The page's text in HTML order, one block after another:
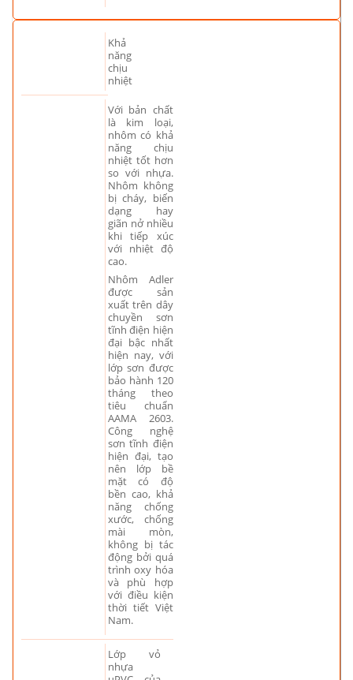
Khả
năng
chịu
nhiệt
Với bản chất
là kim loại,
nhôm có khả
năng chịu
nhiệt tốt hơn
so với nhựa.
Nhôm không
bị cháy, biến
dạng hay
giãn nở nhiều
khi tiếp xúc
với nhiệt độ
cao.
Nhôm Adler
được sản
xuất trên dây
chuyền sơn
tĩnh điện hiện
đại bậc nhất
hiện nay, với
lớp sơn được
bảo hành 120
tháng theo
tiêu chuẩn
AAMA 2603.
Công nghệ
sơn tĩnh điện
hiện đại, tạo
nên lớp bề
mặt có độ
bền cao, khả
năng chống
xước, chống
mài mòn,
không bị tác
động bởi quá
trình oxy hóa
và phù hợp
với điều kiện
thời tiết Việt
Nam.
Lớp vỏ
nhựa